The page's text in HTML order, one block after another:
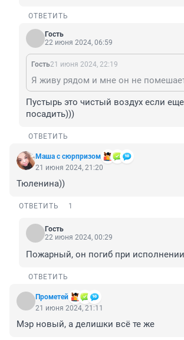
ОТВЕТИТЬ
Гость
22 июня 2024, 06:59
Гость21 июня 2024, 22:19
Пустырь это чистый воздух если
посадить)))
ОТВЕТИТЬ
Маша с сюрпризом
21 июня 2024, 21:20
Тюленина))
ОТВЕТИТЬ 1
Гость
22 июня 2024, 00:29
Пожарный, он погиб при исполнении
ОТВЕТИТЬ
Прометей
21 июня 2024, 21:11
Мэр новый, а делишки всё те же